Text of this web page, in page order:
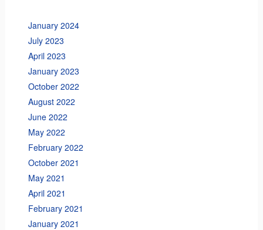
January 2024
July 2023
April 2023
January 2023
October 2022
August 2022
June 2022
May 2022
February 2022
October 2021
May 2021
April 2021
February 2021
January 2021